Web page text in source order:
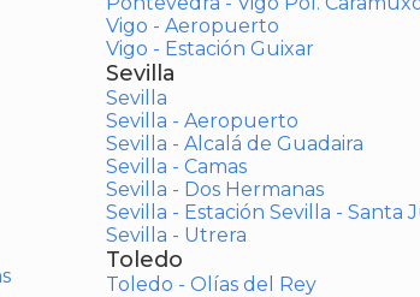
Vigo - Aeropuerto
Vigo - Estación Guixar
Sevilla
Sevilla
Sevilla - Aeropuerto
Sevilla - Alcalá de Guadaira
Sevilla - Camas
Sevilla - Dos Hermanas
Sevilla - Estación Sevilla - Santa
Sevilla - Utrera
Toledo
Toledo - Olías del Rey